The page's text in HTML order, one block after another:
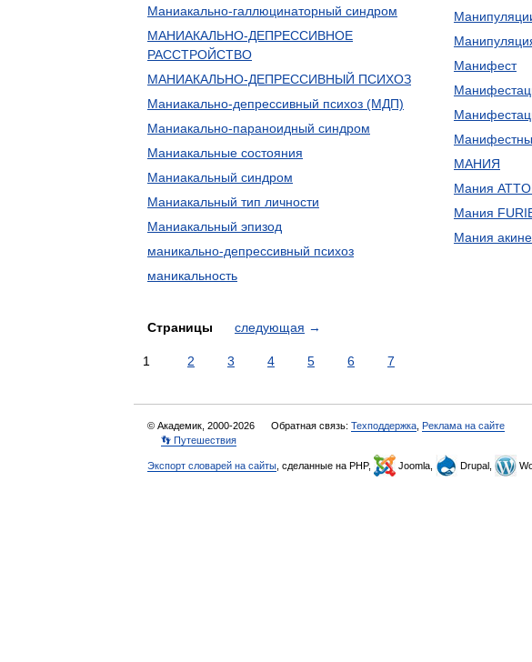
Маниакально-галлюцинаторный синдром
МАНИАКАЛЬНО-ДЕПРЕССИВНОЕ
РАССТРОЙСТВО
МАНИАКАЛЬНО-ДЕПРЕССИВНЫЙ ПСИХОЗ
Маниакально-депрессивный психоз (МДП)
Маниакально-параноидный синдром
Маниакальные состояния
Маниакальный синдром
Маниакальный тип личности
Маниакальный эпизод
маникально-депрессивный психоз
маникальность
Манифест
МАНИЯ
Мания
Мания
Мания
Страницы следующая →
1 2 3 4 5 6 7
© Академик, 2000-2026 Обратная связь: Техподдержка Реклама на сайте
👣 Путешествия
Экспорт словарей на сайты , сделанные на PHP, Joomla, Drupal,